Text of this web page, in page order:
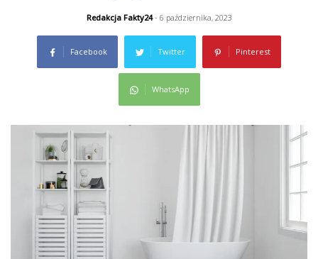
Redakcja Fakty24- 6 października, 2023
Facebook Twitter Pinterest
WhatsApp